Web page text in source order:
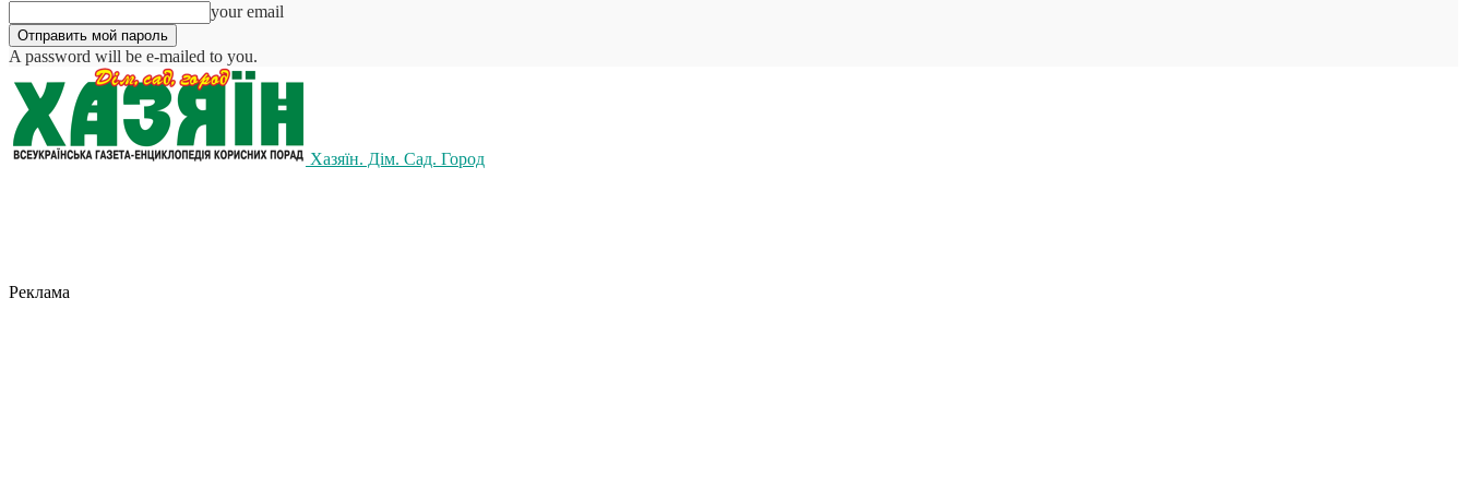
your email
A password will be e-mailed to you.
Хазяїн. Дім. Сад. Город
Реклама